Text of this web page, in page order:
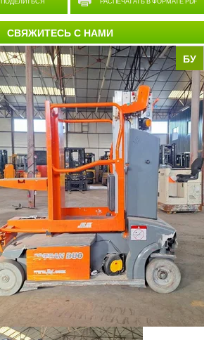
БУ
СВЯЖИТЕСЬ С НАМИ